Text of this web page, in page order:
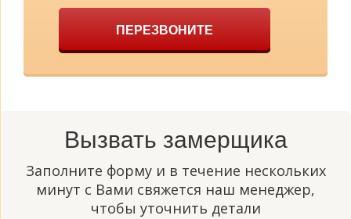
ПЕРЕЗВОНИТЕ
Вызвать замерщика
Заполните форму и в течение нескольких
минут с Вами свяжется наш менеджер,
чтобы уточнить детали